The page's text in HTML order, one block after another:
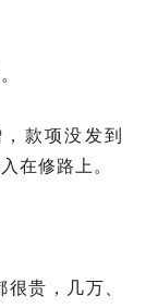
款项没发到
在修路上。
贵，几万、